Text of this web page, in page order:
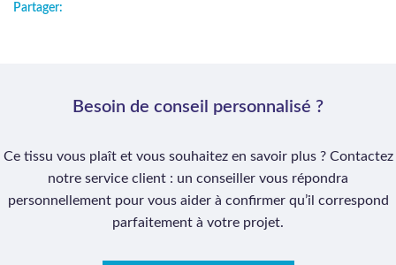
Partager:
Besoin de conseil personnalisé ?
Ce tissu vous plaît et vous souhaitez en savoir plus ? Contactez
notre service client : un conseiller vous répondra
personnellement pour vous aider à confirmer qu’il correspond
parfaitement à votre projet.